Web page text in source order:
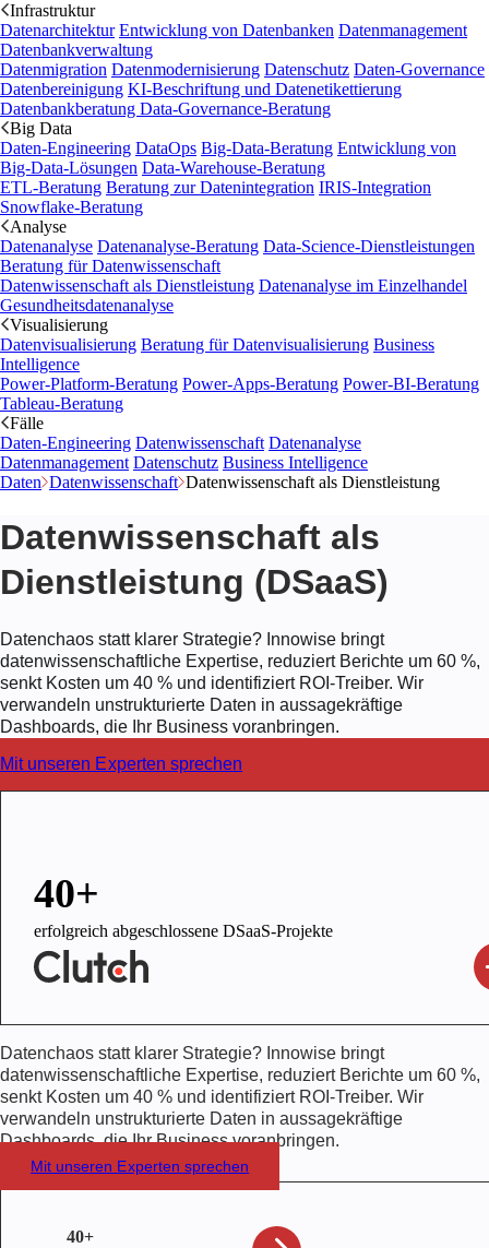
Infrastruktur
Datenarchitektur Entwicklung von Datenbanken Datenmanagement
Datenbankverwaltung
Datenmigration Datenmodernisierung Datenschutz Daten-Governance
Datenbereinigung KI-Beschriftung und Datenetikettierung
Datenbankberatung Data-Governance-Beratung
Big Data
Daten-Engineering DataOps Big-Data-Beratung Entwicklung von
Big-Data-Lösungen Data-Warehouse-Beratung
ETL-Beratung Beratung zur Datenintegration IRIS-Integration
Snowflake-Beratung
Analyse
Datenanalyse Datenanalyse-Beratung Data-Science-Dienstleistungen
Beratung für Datenwissenschaft
Datenwissenschaft als Dienstleistung Datenanalyse im Einzelhandel
Gesundheitsdatenanalyse
Visualisierung
Datenvisualisierung Beratung für Datenvisualisierung Business
Intelligence
Power-Platform-Beratung Power-Apps-Beratung Power-BI-Beratung
Tableau-Beratung
Fälle
Daten-Engineering Datenwissenschaft Datenanalyse
Datenmanagement Datenschutz Business Intelligence
Daten Datenwissenschaft Datenwissenschaft als Dienstleistung
Datenwissenschaft als
Dienstleistung (DSaaS)
Datenchaos statt klarer Strategie? Innowise bringt
datenwissenschaftliche Expertise, reduziert Berichte um 60 %,
senkt Kosten um 40 % und identifiziert ROI-Treiber. Wir
verwandeln unstrukturierte Daten in aussagekräftige
Dashboards, die Ihr Business voranbringen.
Mit unseren Experten sprechen
40+
erfolgreich abgeschlossene DSaaS-Projekte
Datenchaos statt klarer Strategie? Innowise bringt
datenwissenschaftliche Expertise, reduziert Berichte um 60 %,
senkt Kosten um 40 % und identifiziert ROI-Treiber. Wir
verwandeln unstrukturierte Daten in aussagekräftige
Dashboards, die Ihr Business voranbringen.
Mit unseren Experten sprechen
40+